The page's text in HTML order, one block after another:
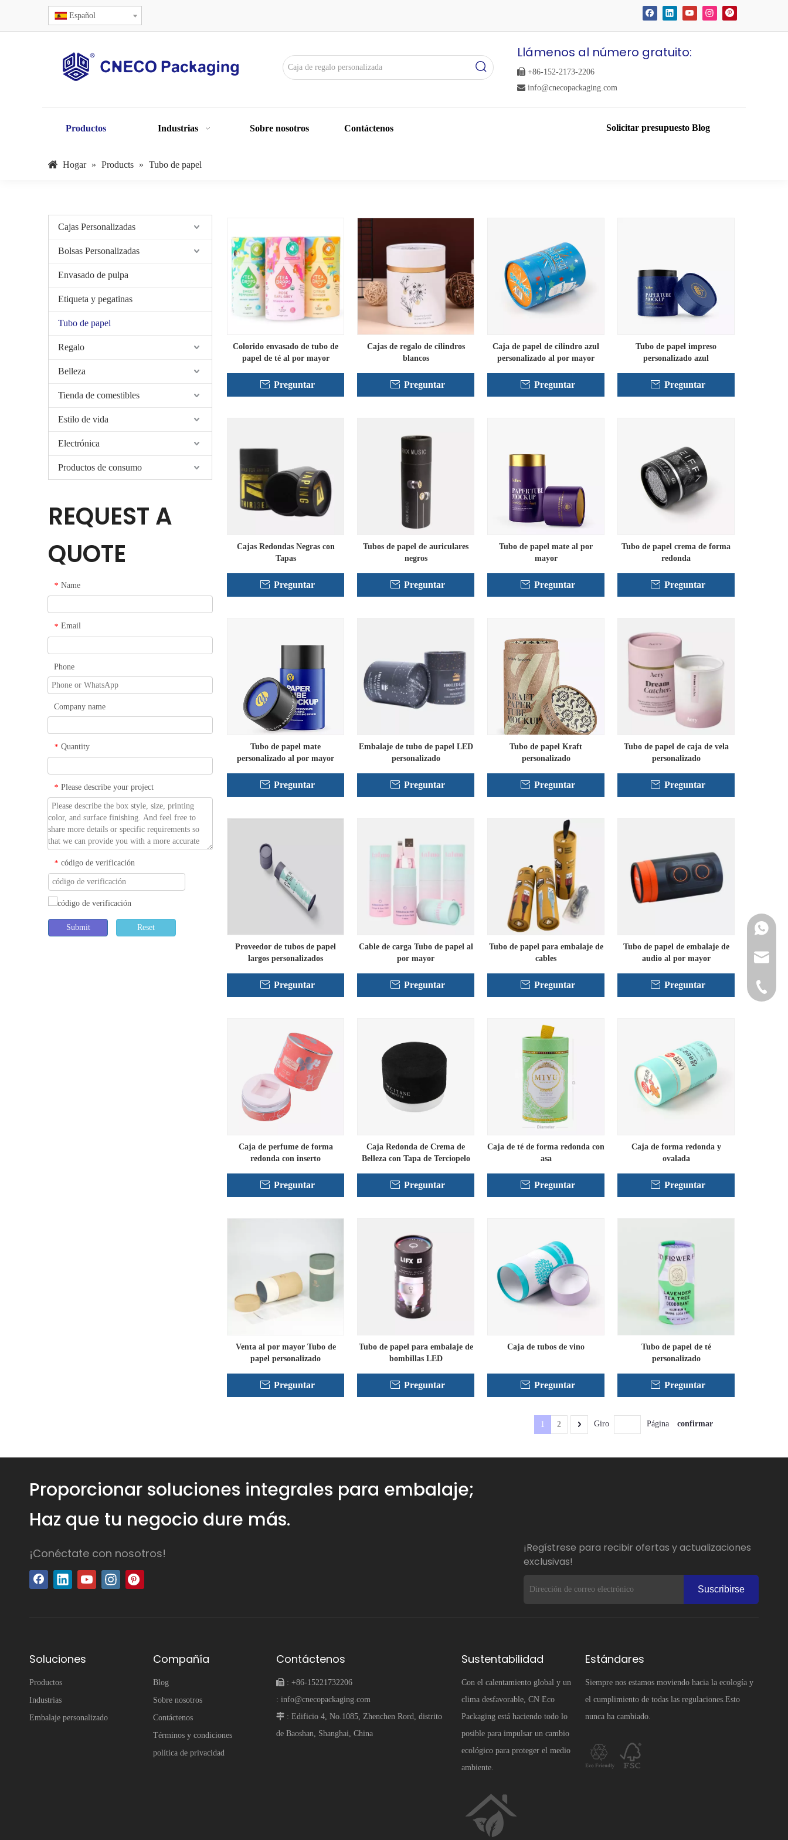
Español
Llámenos al número gratuito:
 +86-152-2173-2206
 info@cnecopackaging.com
Productos Industrias Sobre nosotros Contáctenos Solicitar presupuesto Blog
Hogar » Products » Tubo de papel
Cajas Personalizadas
Bolsas Personalizadas
Envasado de pulpa
Etiqueta y pegatinas
Tubo de papel
Regalo
Belleza
Tienda de comestibles
Estilo de vida
Electrónica
Productos de consumo
REQUEST A
QUOTE
* Name
* Email
Phone
Company name
* Quantity
* Please describe your project
* código de verificación
Submit Reset
Colorido envasado de tubo de
papel de té al por mayor
Preguntar
Cajas de regalo de cilindros
blancos
Preguntar
Caja de papel de cilindro azul
personalizado al por mayor
Preguntar
Tubo de papel impreso
personalizado azul
Preguntar
Cajas Redondas Negras con
Tapas
Preguntar
Tubos de papel de auriculares
negros
Preguntar
Tubo de papel mate al por
mayor
Preguntar
Tubo de papel crema de forma
redonda
Preguntar
Tubo de papel mate
personalizado al por mayor
Preguntar
Embalaje de tubo de papel LED
personalizado
Preguntar
Tubo de papel Kraft
personalizado
Preguntar
Tubo de papel de caja de vela
personalizado
Preguntar
Proveedor de tubos de papel
largos personalizados
Preguntar
Cable de carga Tubo de papel al
por mayor
Preguntar
Tubo de papel para embalaje de
cables
Preguntar
Tubo de papel de embalaje de
audio al por mayor
Preguntar
Caja de perfume de forma
redonda con inserto
Preguntar
Caja Redonda de Crema de
Belleza con Tapa de Terciopelo
Preguntar
Caja de té de forma redonda con
asa
Preguntar
Caja de forma redonda y
ovalada
Preguntar
Venta al por mayor Tubo de
papel personalizado
Preguntar
Tubo de papel para embalaje de
bombillas LED
Preguntar
Caja de tubos de vino
Preguntar
Tubo de papel de té
personalizado
Preguntar
1 2 Giro Página confirmar
Proporcionar soluciones integrales para embalaje;
Haz que tu negocio dure más.
¡Conéctate con nosotros!
¡Regístrese para recibir ofertas y actualizaciones
exclusivas!
Suscribirse
Soluciones
Productos
Industrias
Embalaje personalizado
Compañía
Blog
Sobre nosotros
Contáctenos
Términos y condiciones
política de privacidad
Contáctenos
 : +86-15221732206
: info@cnecopackaging.com
 : Edificio 4, No.1085, Zhenchen Rord, distrito
de Baoshan, Shanghai, China
+86-
Sustentabilidad
Con el calentamiento global y un
clima desfavorable, CN Eco
Packaging está haciendo todo lo
posible para impulsar un cambio
ecológico para proteger el medio
ambiente.
Estándares
Siempre nos estamos moviendo hacia la ecología y
el cumplimiento de todas las regulaciones.Esto
nunca ha cambiado.